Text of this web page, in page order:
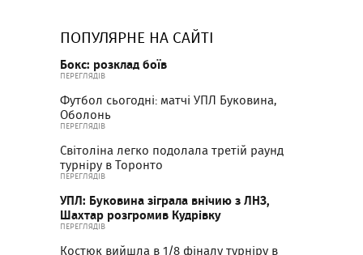
ПОПУЛЯРНЕ НА САЙТІ
Бокс: розклад боїв
ПЕРЕГЛЯДІВ
Футбол сьогодні: матчі УПЛ Буковина,
Оболонь
ПЕРЕГЛЯДІВ
Світоліна легко подолала третій раунд
турніру в Торонто
ПЕРЕГЛЯДІВ
УПЛ: Буковина зіграла внічию з ЛНЗ,
Шахтар розгромив Кудрівку
ПЕРЕГЛЯДІВ
Костюк вийшла в 1/8 фіналу турніру в